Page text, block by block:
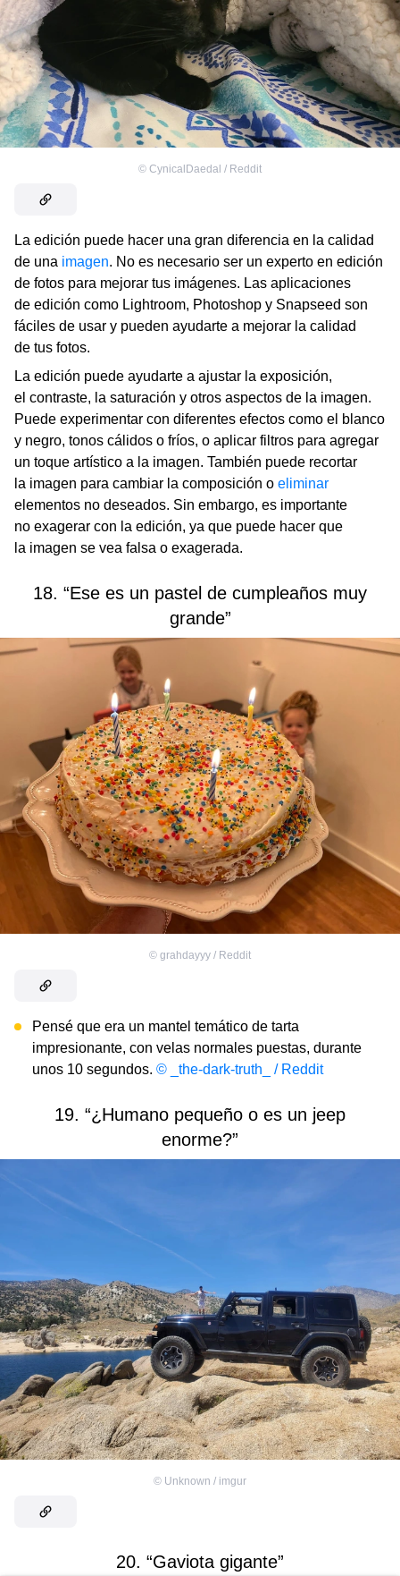
© CynicalDaedal / Reddit
La edición puede hacer una gran diferencia en la calidad
de una imagen. No es necesario ser un experto en edición
de fotos para mejorar tus imágenes. Las aplicaciones
de edición como Lightroom, Photoshop y Snapseed son
fáciles de usar y pueden ayudarte a mejorar la calidad
de tus fotos.
La edición puede ayudarte a ajustar la exposición,
el contraste, la saturación y otros aspectos de la imagen.
Puede experimentar con diferentes efectos como el blanco
y negro, tonos cálidos o fríos, o aplicar filtros para agregar
un toque artístico a la imagen. También puede recortar
la imagen para cambiar la composición o eliminar
elementos no deseados. Sin embargo, es importante
no exagerar con la edición, ya que puede hacer que
la imagen se vea falsa o exagerada.
18. “Ese es un pastel de cumpleaños muy
grande”
© grahdayyy / Reddit
Pensé que era un mantel temático de tarta
impresionante, con velas normales puestas, durante
unos 10 segundos. © _the-dark-truth_ / Reddit
19. “¿Humano pequeño o es un jeep
enorme?”
© Unknown / imgur
20. “Gaviota gigante”